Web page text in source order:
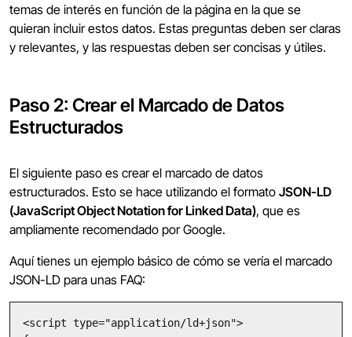
temas de interés en función de la página en la que se
quieran incluir estos datos. Estas preguntas deben ser claras
y relevantes, y las respuestas deben ser concisas y útiles.
Paso 2: Crear el Marcado de Datos
Estructurados
El siguiente paso es crear el marcado de datos
estructurados. Esto se hace utilizando el formato JSON-LD
(JavaScript Object Notation for Linked Data), que es
ampliamente recomendado por Google.
Aquí tienes un ejemplo básico de cómo se vería el marcado
JSON-LD para unas FAQ:
<script type="application/ld+json">